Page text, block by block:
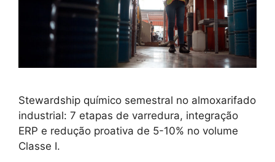
Stewardship químico semestral no almoxarifado
industrial: 7 etapas de varredura, integração
ERP e redução proativa de 5-10% no volume
Classe I.